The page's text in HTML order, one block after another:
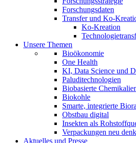
Forschungsdaten
Transfer und Ko-
Ko-Kreation
Unsere Themen
Bioökonomie
One Health
KI, Data Science und
Paluditechnologien
Biobasierte
Biokohle
Smarte, integrierte
Obstbau digital
Insekten als
Verpackungen neu
Aktuelles und Presse